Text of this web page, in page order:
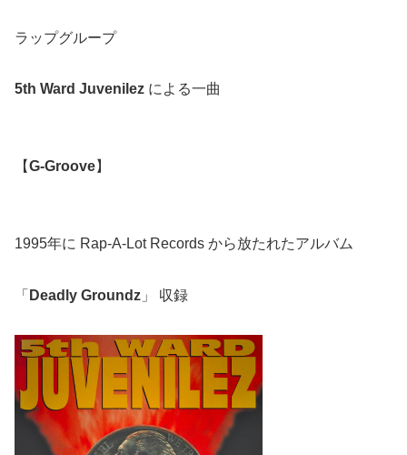
ラップグループ
5th Ward Juvenilez による一曲
【G-Groove】
1995年に Rap-A-Lot Records から放たれたアルバム
「 Deadly Groundz 」 収録